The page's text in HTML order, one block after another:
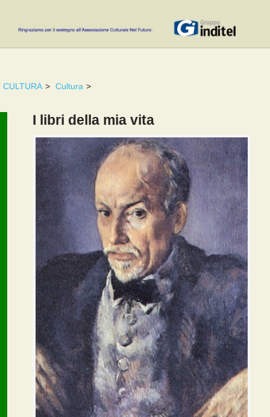
CULTURA > Cultura >
I libri della mia vita